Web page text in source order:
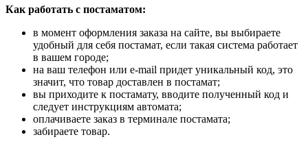
Как работать с постаматом:
в момент оформления заказа на сайте, вы выбираете
удобный для себя постамат, если такая система работает
в вашем городе;
на ваш телефон или e-mail придет уникальный код, это
значит, что товар доставлен в постамат;
вы приходите к постамату, вводите полученный код и
следует инструкциям автомата;
оплачиваете заказ в терминале постамата;
забираете товар.